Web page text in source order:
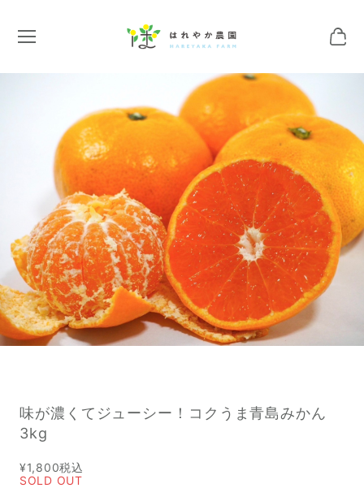
味が濃くてジューシー！コクうま青島みかん
3kg
¥1,800税込
SOLD OUT